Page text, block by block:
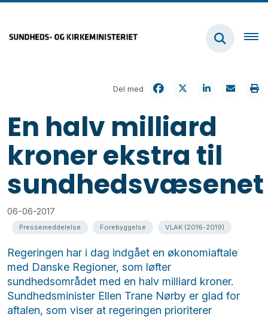
Del med
En halv milliard
kroner ekstra til
sundhedsvæsenet
06-06-2017
Pressemeddelelse Forebyggelse VLAK (2016-2019)
Regeringen har i dag indgået en økonomiaftale
med Danske Regioner, som løfter
sundhedsområdet med en halv milliard kroner.
Sundhedsminister Ellen Trane Nørby er glad for
aftalen, som viser at regeringen prioriterer